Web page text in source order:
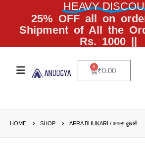
HEAVY
25% OFF all on
Shipment of All the
Rs. 1000 ||
₹0.00
0
HOME SHOP AFRA BHUKARI / अफ़रा बुख़ारी